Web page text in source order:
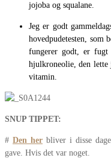
jojoba og squalane.
Jeg er godt
hovedpudetesten, som
fungerer godt, er fugt
hjulkroneolie, den
vitamin.
SNUP TIPPET:
# Den her bliver i disse
gave. Hvis det var noget.